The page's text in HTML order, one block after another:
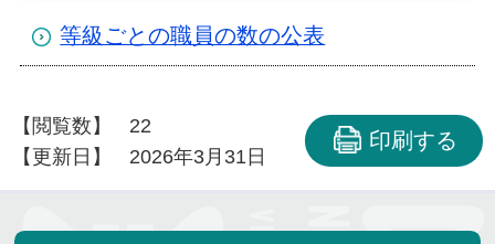
等級ごとの職員の数の公表
【閲覧数】
22
【更新日】
2026年3月31日
印刷する